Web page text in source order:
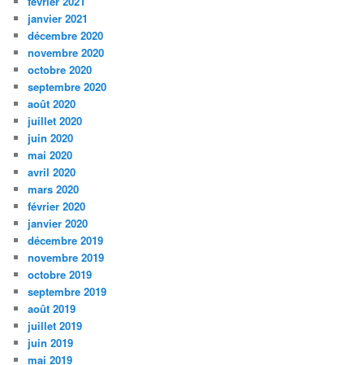
janvier 2021
décembre 2020
novembre 2020
octobre 2020
septembre 2020
août 2020
juillet 2020
juin 2020
mai 2020
avril 2020
mars 2020
février 2020
janvier 2020
décembre 2019
novembre 2019
octobre 2019
septembre 2019
août 2019
juillet 2019
juin 2019
mai 2019